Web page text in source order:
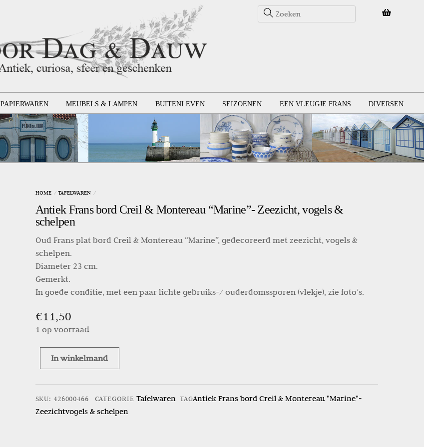
PAPIERWAREN MEUBELS & LAMPEN BUITENLEVEN SEIZOENEN EEN VLEUGJE FRANS DIVERSEN
HOME TAFELWAREN
Antiek Frans bord Creil & Montereau “Marine”- Zeezicht, vogels &
schelpen
Oud Frans plat bord Creil & Montereau “Marine”, gedecoreerd met zeezicht, vogels &
schelpen.
Diameter 23 cm.
Gemerkt.
In goede conditie, met een paar lichte gebruiks-/ ouderdomssporen (vlekje), zie foto’s.
€11,50
1 op voorraad
Creil
&
In winkelmand
SKU: 426000466 CATEGORIETafelwaren TAGAntiek Frans bord Creil & Montereau "Marine"-
Zeezichtvogels & schelpen